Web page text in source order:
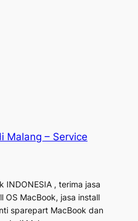
Malang – Service
INDONESIA , terima jasa
OS MacBook, jasa install
sparepart MacBook dan